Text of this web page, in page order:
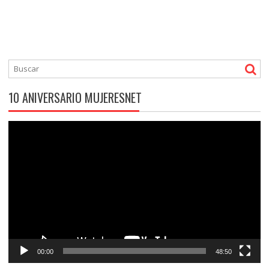
10 ANIVERSARIO MUJERESNET
00:00 48:50